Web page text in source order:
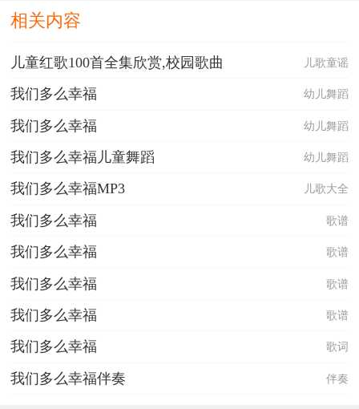
不论在城市还是乡村，家家的孩子都去上学。
哈哈哈哈哈！哈哈哈哈哈！我们的生活多么幸福，
哈哈哈哈哈！哈哈哈哈哈！我们的学习多么快乐。
勇敢的海燕穿过白云,我们高高兴兴走进校门。
今天我们跟着老师，学习科学学习本领，
明天我们就像小鸟一样，飞向祖国工矿农村。
哈哈哈哈哈！哈哈哈哈哈！我们的生活多么幸福，
哈哈哈哈哈！哈哈哈哈哈！我们的学习多么快乐。
工人叔叔农民阿姨，望见我们都露出笑脸，
哈哈哈哈哈！哈哈哈哈哈！我们的生活多么幸福，
相关内容
儿童红歌100首全集欣赏,校园歌曲 儿歌童谣
我们多么幸福 幼儿舞蹈
我们多么幸福 幼儿舞蹈
我们多么幸福儿童舞蹈 幼儿舞蹈
我们多么幸福MP3 儿歌大全
我们多么幸福 歌谱
我们多么幸福 歌谱
我们多么幸福 歌谱
我们多么幸福 歌谱
我们多么幸福 歌词
我们多么幸福伴奏 伴奏